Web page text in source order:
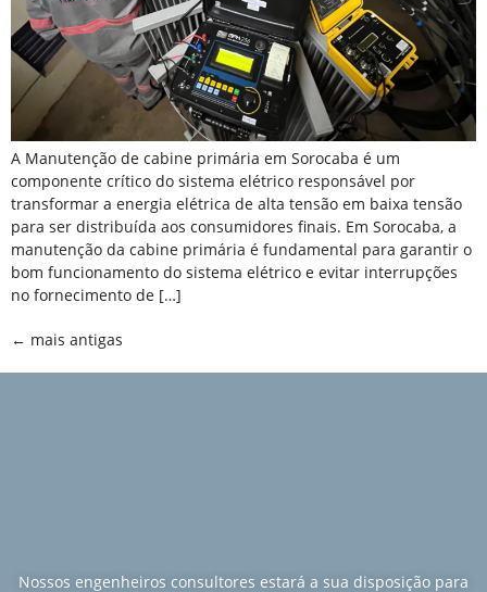
A Manutenção de cabine primária em Sorocaba é um
componente crítico do sistema elétrico responsável por
transformar a energia elétrica de alta tensão em baixa tensão
para ser distribuída aos consumidores finais. Em Sorocaba, a
manutenção da cabine primária é fundamental para garantir o
bom funcionamento do sistema elétrico e evitar interrupções
no fornecimento de […]
← mais antigas
Nossos engenheiros consultores estará a sua disposição para